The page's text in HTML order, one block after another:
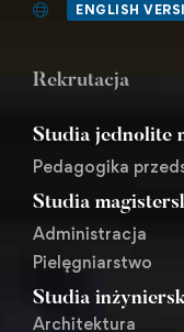
ENGLISH
Rekrutacja
Studia jednolite
Pedagogika
Studia
Administracja
Pielęgniarstwo
Studia
Architektura